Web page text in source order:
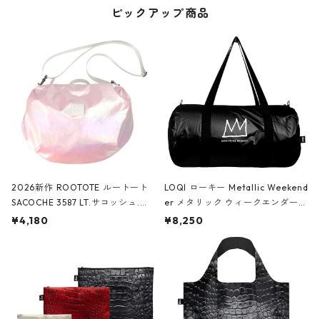
ピックアップ商品
2026新作 ROOTOTE ルートート
SACOCHE 3587 LT.サコッシュ.ル
ミエ-B ショルダーバッグ グロスピ
¥4,180
LOQI ローキー Metallic Weekend
er メタリック ウィークエンダー
ボストンバッグ ショルダーバッグ
Black ジャン=ミッシェル・バスキ
ア/クラウン ブラック
¥8,250